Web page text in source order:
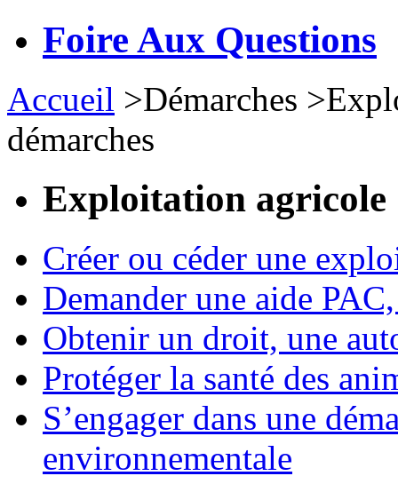
Foire Aux Questions
Accueil >Démarches >
démarches
Exploitation agricole
Créer ou céder une
Demander une aide
Obtenir un droit, une
Protéger la santé des
S’engager dans une
environnementale